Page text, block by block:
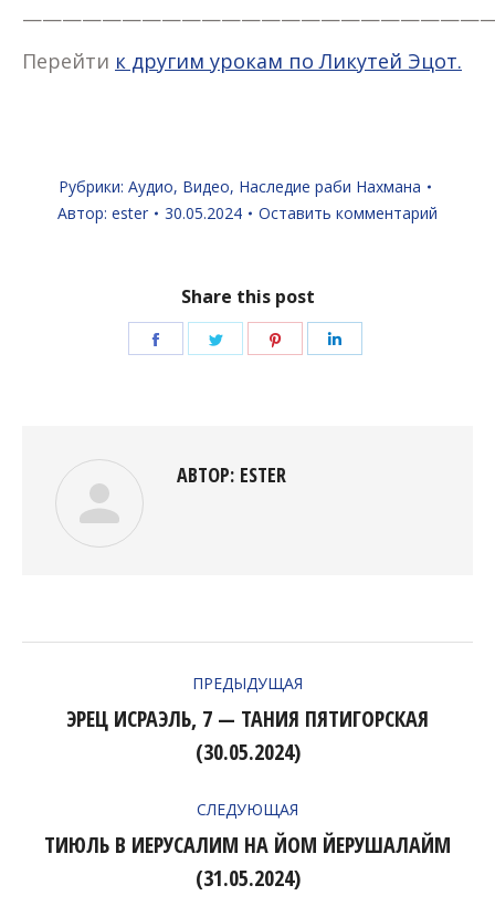
Перейти к другим урокам по Ликутей Эцот.
Рубрики: Аудио, Видео, Наследие раби Нахмана
Автор: ester 30.05.2024 Оставить комментарий
Share this post
ПоделитьсяПоделитьсяПоделиться
АВТОР: ESTER
ПРЕДЫДУЩАЯ
Предыдущая
запись:
ЭРЕЦ ИСРАЭЛЬ, 7 — ТАНИЯ ПЯТИГОРСКАЯ
(30.05.2024)
СЛЕДУЮЩАЯ
Следующая
запись:
ТИЮЛЬ В ИЕРУСАЛИМ НА ЙОМ ЙЕРУШАЛАЙМ
(31.05.2024)